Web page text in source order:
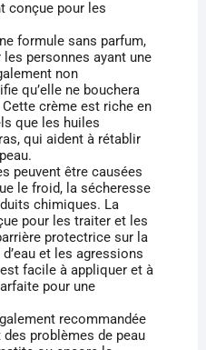
conçue pour les
formule sans parfum,
personnes ayant une
non
qu’elle ne bouchera
crème est riche en
que les huiles
qui aident à rétablir
peuvent être causées
le froid, la sécheresse
chimiques. La
pour les traiter et les
protectrice sur la
et les agressions
facile à appliquer et à
pour une
recommandée
problèmes de peau